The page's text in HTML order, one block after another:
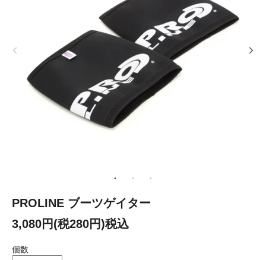
PROLINE ブーツゲイター
3,080円(税280円)税込
個数